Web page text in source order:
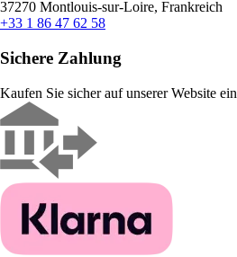
37270 Montlouis-sur-Loire, Frankreich
+33 1 86 47 62 58
Sichere Zahlung
Kaufen Sie sicher auf unserer Website ein